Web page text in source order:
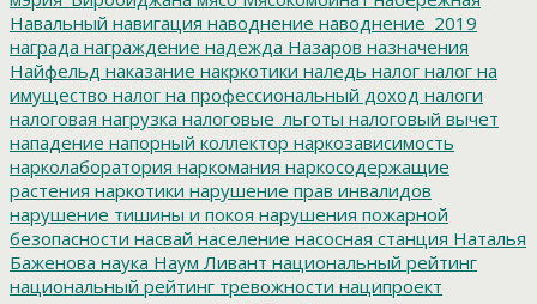
Навальный навигация наводнение наводнение_2019
награда награждение надежда Назаров назначения
Найфельд наказание накркотики наледь налог налог на
имущество налог на профессиональный доход налоги
налоговая нагрузка налоговые_льготы налоговый вычет
нападение напорный коллектор наркозависимость
нарколаборатория наркомания наркосодержащие
растения наркотики нарушение прав инвалидов
нарушение тишины и покоя нарушения пожарной
безопасности насвай население насосная станция Наталья
Баженова наука Наум Ливант национальный рейтинг
национальный рейтинг тревожности наципроект